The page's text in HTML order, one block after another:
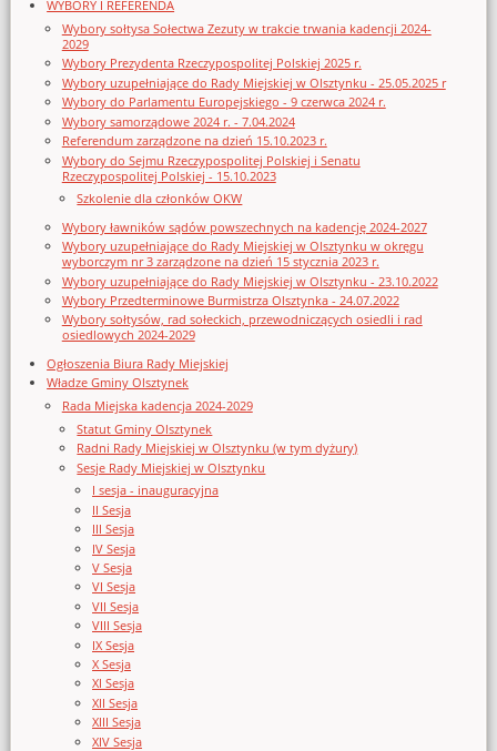
WYBORY I REFERENDA
Wybory sołtysa Sołectwa Zezuty w trakcie trwania kadencji 2024-
2029
Wybory Prezydenta Rzeczypospolitej Polskiej 2025 r.
Wybory uzupełniające do Rady Miejskiej w Olsztynku - 25.05.2025 r
Wybory do Parlamentu Europejskiego - 9 czerwca 2024 r.
Wybory samorządowe 2024 r. - 7.04.2024
Referendum zarządzone na dzień 15.10.2023 r.
Wybory do Sejmu Rzeczypospolitej Polskiej i Senatu
Rzeczypospolitej Polskiej - 15.10.2023
Szkolenie dla członków OKW
Wybory ławników sądów powszechnych na kadencję 2024-2027
Wybory uzupełniające do Rady Miejskiej w Olsztynku w okręgu
wyborczym nr 3 zarządzone na dzień 15 stycznia 2023 r.
Wybory uzupełniające do Rady Miejskiej w Olsztynku - 23.10.2022
Wybory Przedterminowe Burmistrza Olsztynka - 24.07.2022
Wybory sołtysów, rad sołeckich, przewodniczących osiedli i rad
osiedlowych 2024-2029
Ogłoszenia Biura Rady Miejskiej
Władze Gminy Olsztynek
Rada Miejska kadencja 2024-2029
Statut Gminy Olsztynek
Radni Rady Miejskiej w Olsztynku (w tym dyżury)
Sesje Rady Miejskiej w Olsztynku
I sesja - inauguracyjna
II Sesja
III Sesja
IV Sesja
V Sesja
VI Sesja
VII Sesja
VIII Sesja
IX Sesja
X Sesja
XI Sesja
XII Sesja
XIII Sesja
XIV Sesja